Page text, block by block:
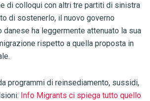
di colloqui con altri tre partiti di sinistra
di sostenerlo, il nuovo governo
ha leggermente attenuato la sua
rispetto a quella proposta in
programmi di reinsediamento, sussidi,
Info Migrants ci spiega tutto quello